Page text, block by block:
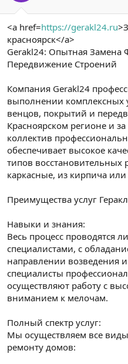
<a href=https://gerakl24.ru
красноярск</a>
Gerakl24: Опытная Замена
Передвижение Строений
Компания Gerakl24
выполнении комплексных
венцов, покрытий и
Красноярском регионе и
коллектив
обеспечивает высокое
типов восстановительных
каркасные, из кирпича
Преимущества услуг
Навыки и знания:
Весь процесс проводятся
специалистами, с
направлении возведения
специалисты
осуществляют работу с
вниманием к мелочам.
Полный спектр услуг:
Мы осуществляем все
ремонту домов: